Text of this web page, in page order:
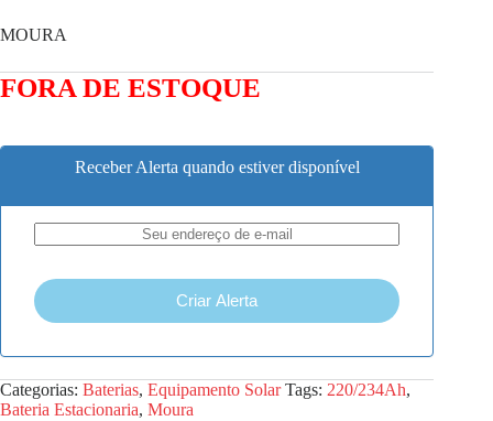
MOURA
FORA DE ESTOQUE
Receber Alerta quando estiver disponível
Criar Alerta
Categorias: Baterias, Equipamento Solar Tags: 220/234Ah,
Bateria Estacionaria, Moura